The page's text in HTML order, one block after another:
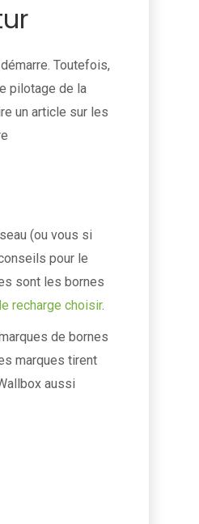
Toutefois,
pilotage de la
un article sur les
(ou vous si
pour le
sont les bornes
recharge choisir.
de bornes
marques tirent
aussi